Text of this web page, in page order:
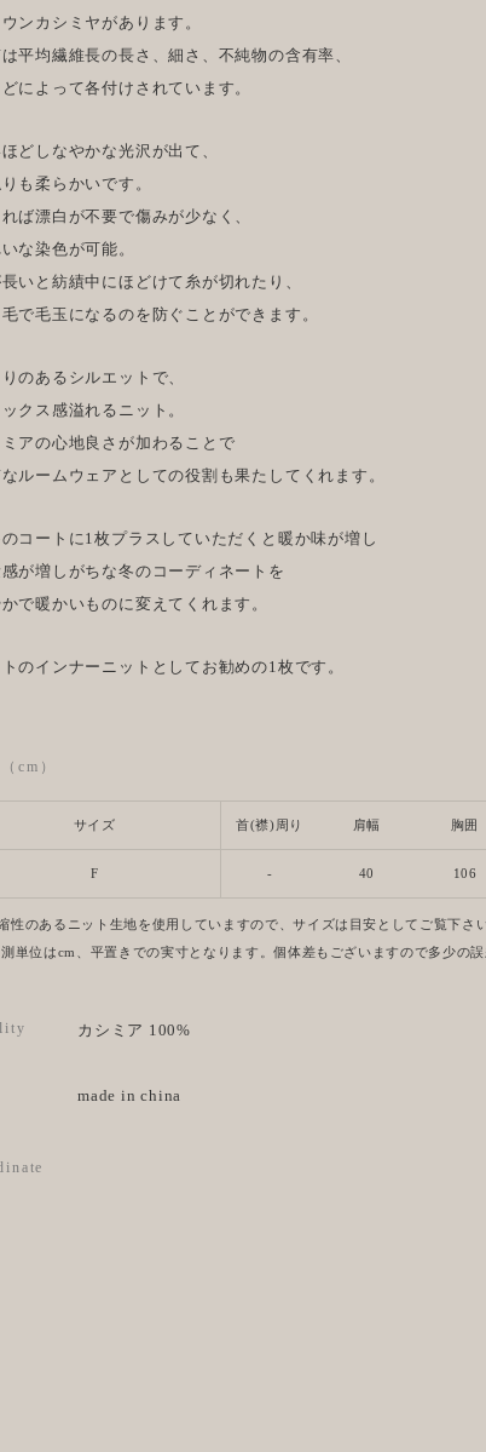
ンカシミヤがあります。
平均繊維長の長さ、細さ、不純物の含有率、
によって各付けされています。
どしなやかな光沢が出て、
も柔らかいです。
ば漂白が不要で傷みが少なく、
な染色が可能。
いと紡績中にほどけて糸が切れたり、
で毛玉になるのを防ぐことができます。
のあるシルエットで、
クス感溢れるニット。
アの心地良さが加わることで
ルームウェアとしての役割も果たしてくれます。
コートに1枚プラスしていただくと暖か味が増し
が増しがちな冬のコーディネートを
で暖かいものに変えてくれます。
のインナーニットとしてお勧めの1枚です。
cm）
サイズ 首(襟)周り 肩幅 胸囲
F - 40 106
性のあるニット生地を使用していますので、サイズは目安としてご覧下さい
単位はcm、平置きでの実寸となります。個体差もございますので多少の誤
カシミア 100%
made in china